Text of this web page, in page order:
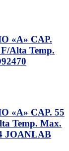
«A» CAP.
Alta Temp.
«A» CAP. 55
Temp. Max.
JOANLAB